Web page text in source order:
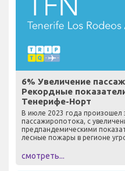
6% Увеличение
Рекордные
Тенерифе-Норт
В июле 2023 года произошел
пассажиропотока, с
предпандемическими
лесные пожары в регионе
смотреть...